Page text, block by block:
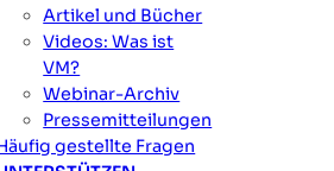
Artikel und Bücher
Videos: Was ist
VM?
Webinar-Archiv
Pressemitteilungen
gestellte Fragen